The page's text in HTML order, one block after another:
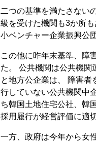
二つの基準を満たさない
級を受けた機関も3か所
小ベンチャー企業振興公
この他に昨年末基準、障
た。 公共機関は公共機関
と地方公企業は、 障害
行していない公共機関中
ち韓国土地住宅公社、韓
採用履行が経営評価に適
一方、政府は今年から女